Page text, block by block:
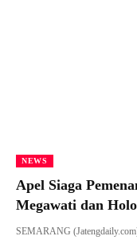
NEWS
Apel Siaga
Megawati dan
SEMARANG